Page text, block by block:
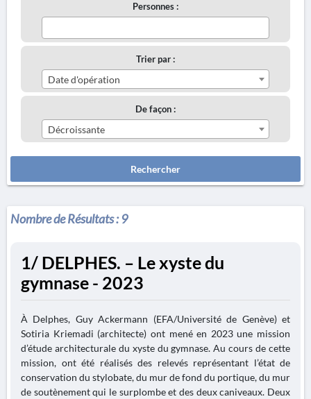
Personnes :
Trier par :
Date d'opération
De façon :
Décroissante
Rechercher
Nombre de Résultats :9
1/ DELPHES. – Le xyste du
gymnase - 2023
À Delphes, Guy Ackermann (EFA/Université de Genève) et
Sotiria Kriemadi (architecte) ont mené en 2023 une mission
d’étude architecturale du xyste du gymnase. Au cours de cette
mission, ont été réalisés des relevés représentant l’état de
conservation du stylobate, du mur de fond du portique, du mur
de soutènement qui le surplombe et des deux caniveaux. Deux